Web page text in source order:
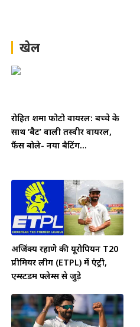
खेल
रोहित शर्मा फोटो वायरल: बच्चे के
साथ ‘बैट’ वाली तस्वीर वायरल,
फैंस बोले- नया बैटिंग...
अजिंक्य रहाणे की यूरोपियन T20
प्रीमियर लीग (ETPL) में एंट्री,
एम्स्टर्डम फ्लेम्स से जुड़े